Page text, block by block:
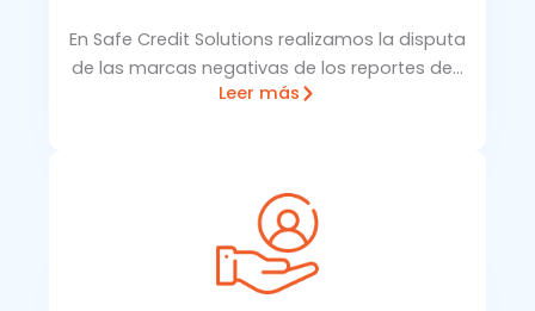
En Safe Credit Solutions realizamos la disputa
de las marcas negativas de los reportes de…
Leer más